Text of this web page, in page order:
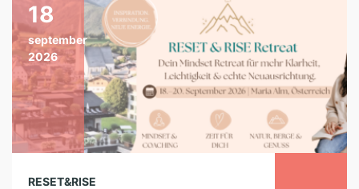
18
september
2026
RESET&RISE